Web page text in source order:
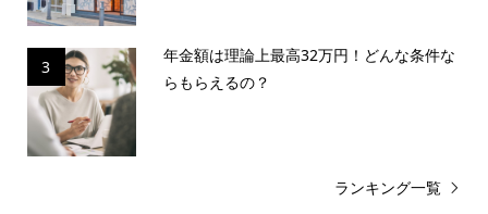
3
年金額は理論上最高32万円！どんな条件な
らもらえるの？
ランキング一覧